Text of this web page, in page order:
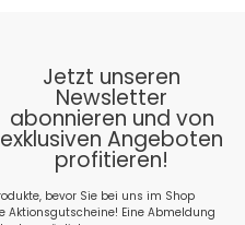
Jetzt unseren
Newsletter
abonnieren und von
exklusiven Angeboten
profitieren!
bevor Sie bei uns im Shop
Eine Abmeldung